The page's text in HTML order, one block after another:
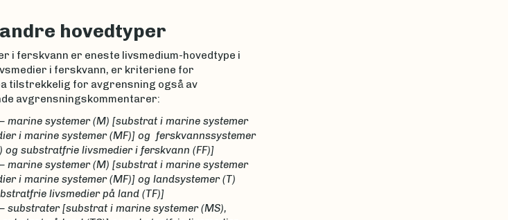
hovedtyper
i ferskvann er eneste livsmedium-hovedtype i
i ferskvann, er kriteriene for
tilstrekkelig for avgrensning også av
avgrensningskommentarer:
marine systemer (M) [substrat i marine systemer
i marine systemer (MF)] og ferskvannssystemer
og substratfrie livsmedier i ferskvann (FF)]
marine systemer (M) [substrat i marine systemer
i marine systemer (MF)] og landsystemer (T)
livsmedier på land (TF)]
substrater [substrat i marine systemer (MS),